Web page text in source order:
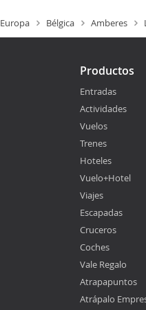
Europa Bélgica Amberes
Productos
Entradas
Actividades
Vuelos
Trenes
Hoteles
Vuelo+Hotel
Viajes
Escapadas
Cruceros
Coches
Vale Regalo
Atrapapuntos
Atrápalo